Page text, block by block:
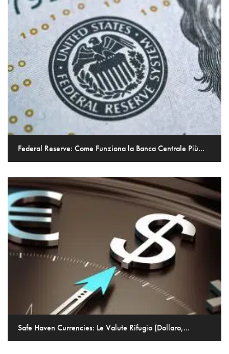
Federal Reserve: Come Funziona la Banca Centrale Più...
Safe Haven Currencies: Le Valute Rifugio (Dollaro,...